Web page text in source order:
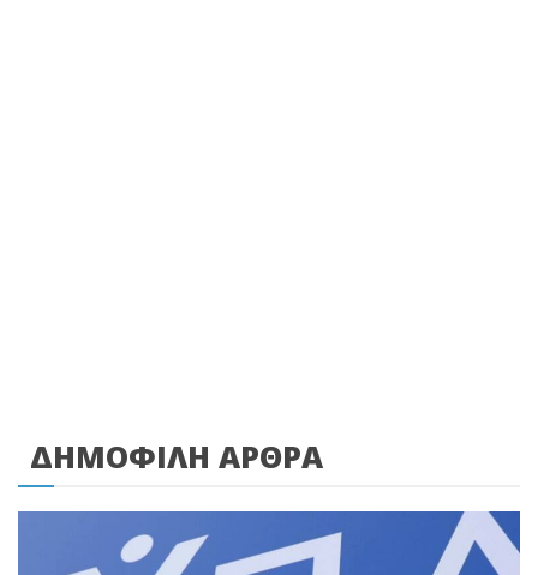
ΔΗΜΟΦΙΛΗ ΑΡΘΡΑ